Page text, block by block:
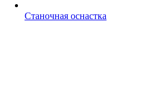
Станочная оснастка